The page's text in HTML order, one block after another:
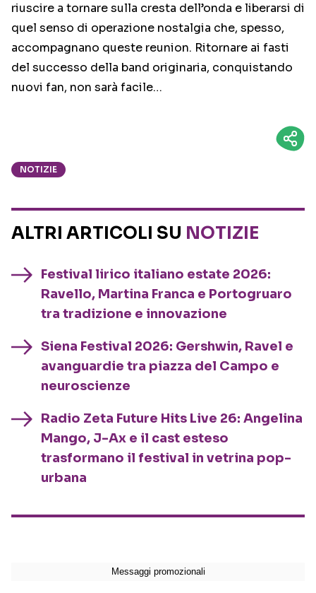
riuscire a tornare sulla cresta dell’onda e liberarsi di
quel senso di operazione nostalgia che, spesso,
accompagnano queste reunion. Ritornare ai fasti
del successo della band originaria, conquistando
nuovi fan, non sarà facile…
NOTIZIE
ALTRI ARTICOLI SU NOTIZIE
Festival lirico italiano estate 2026:
Ravello, Martina Franca e Portogruaro
tra tradizione e innovazione
Siena Festival 2026: Gershwin, Ravel e
avanguardie tra piazza del Campo e
neuroscienze
Radio Zeta Future Hits Live 26: Angelina
Mango, J-Ax e il cast esteso
trasformano il festival in vetrina pop-
urbana